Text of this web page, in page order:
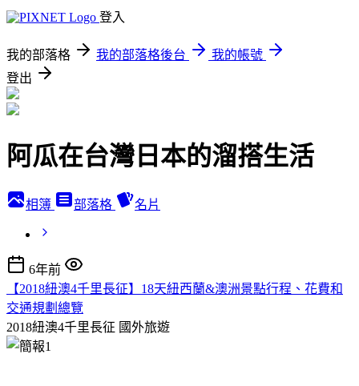
登入
我的部落格 我的部落格後台
我的帳號
登出
阿瓜在台灣日本的溜搭生活
相簿 部落格 名片
6年前
【2018紐澳4千里長征】18天紐西蘭&澳洲景點行程、花費和
交通規劃總覽
2018紐澳4千里長征 國外旅遊